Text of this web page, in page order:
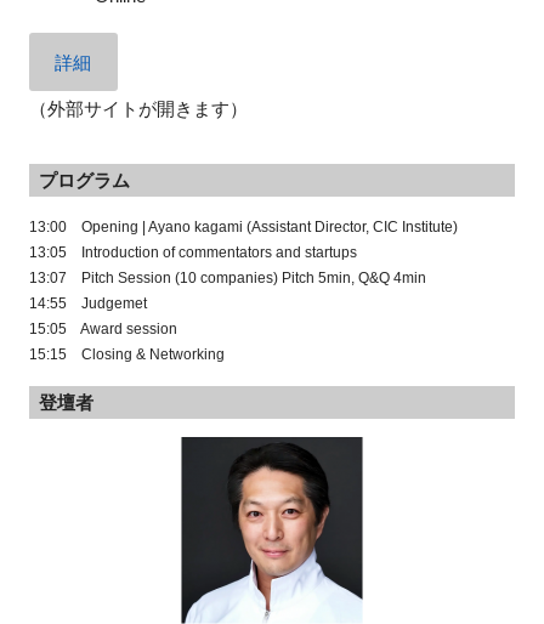
詳細
（外部サイトが開きます）
プログラム
13:00 Opening | Ayano kagami (Assistant Director, CIC Institute)
13:05 Introduction of commentators and startups
13:07 Pitch Session (10 companies) Pitch 5min, Q&Q 4min
14:55 Judgemet
15:05 Award session
15:15 Closing & Networking
登壇者